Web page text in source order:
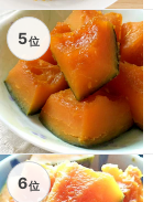
5位
6位